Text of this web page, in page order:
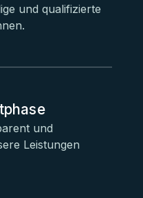
und qualifizierte
und
Leistungen